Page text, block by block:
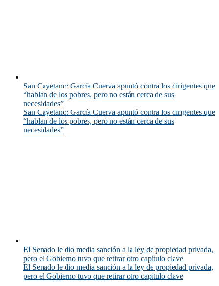
San Cayetano: García Cuerva apuntó contra los dirigentes que
“hablan de los pobres, pero no están cerca de sus
necesidades”
San Cayetano: García Cuerva apuntó contra los dirigentes que
“hablan de los pobres, pero no están cerca de sus
necesidades”
El Senado le dio media sanción a la ley de propiedad privada,
pero el Gobierno tuvo que retirar otro capítulo clave
El Senado le dio media sanción a la ley de propiedad privada,
pero el Gobierno tuvo que retirar otro capítulo clave